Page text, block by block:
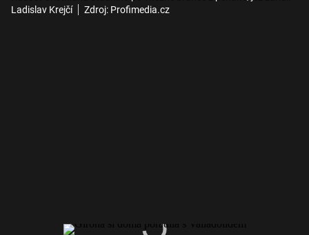
Ladislav Krejčí
Zdroj: Profimedia.cz